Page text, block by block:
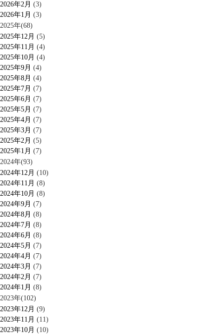
2026年2月 (3)
2026年1月 (3)
2025年(68)
2025年12月 (5)
2025年11月 (4)
2025年10月 (4)
2025年9月 (4)
2025年8月 (4)
2025年7月 (7)
2025年6月 (7)
2025年5月 (7)
2025年4月 (7)
2025年3月 (7)
2025年2月 (5)
2025年1月 (7)
2024年(93)
2024年12月 (10)
2024年11月 (8)
2024年10月 (8)
2024年9月 (7)
2024年8月 (8)
2024年7月 (8)
2024年6月 (8)
2024年5月 (7)
2024年4月 (7)
2024年3月 (7)
2024年2月 (7)
2024年1月 (8)
2023年(102)
2023年12月 (9)
2023年11月 (11)
2023年10月 (10)